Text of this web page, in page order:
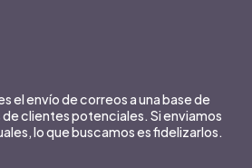
el envío de correos a una base de
clientes potenciales. Si enviamos
lo que buscamos es fidelizarlos.